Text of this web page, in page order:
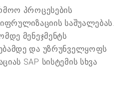
პროცესების
საშუალებას.
მენეჯმენტს
და უზრუნველყოფს
SAP სისტემის სხვა